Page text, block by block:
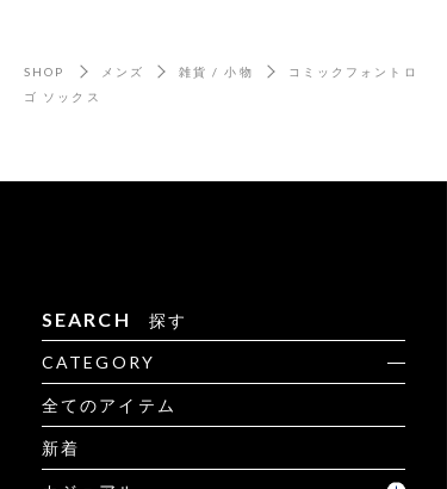
SHOP メンズ 雑貨 / 小物
コミックフォントロ
ゴ ソックス
SEARCH 探す
CATEGORY
全てのアイテム
新着